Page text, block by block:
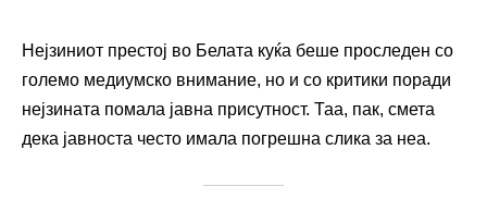
Нејзиниот престој во Белата куќа беше проследен со
големо медиумско внимание, но и со критики поради
нејзината помала јавна присутност. Таа, пак, смета
дека јавноста често имала погрешна слика за неа.